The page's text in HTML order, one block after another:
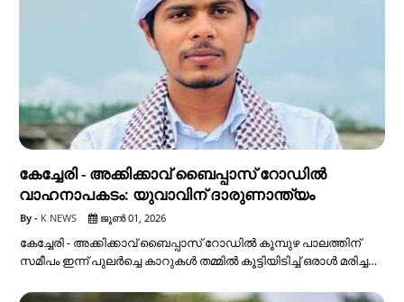
കേച്ചേരി - അക്കിക്കാവ് ബൈപ്പാസ് റോഡിൽ
വാഹനാപകടം: യുവാവിന് ദാരുണാന്ത്യം
K NEWS ജൂൺ 01, 2026
കേച്ചേരി - അക്കിക്കാവ് ബൈപ്പാസ് റോഡിൽ കൂമ്പുഴ പാലത്തിന്
സമീപം ഇന്ന് പുലർച്ചെ കാറുകൾ തമ്മിൽ കൂട്ടിയിടിച്ച് ഒരാൾ മരിച്ച…